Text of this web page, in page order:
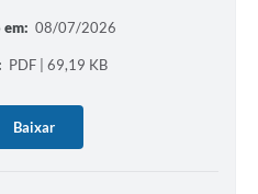
08/07/2026
PDF | 69,19 KB
Baixar